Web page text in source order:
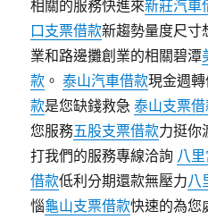
相關的服務快進來新莊汽車
口支票借款新趨勢量度尺寸
業和路邊攤創業的相關碧潭
款 。泰山汽車借款現金週
款是您缺錢救急泰山支票
您服務五股支票借款力挺你
打我們的服務專線洽詢 八
借款低利分期還款無壓力八
惱龜山支票借款快速的為您